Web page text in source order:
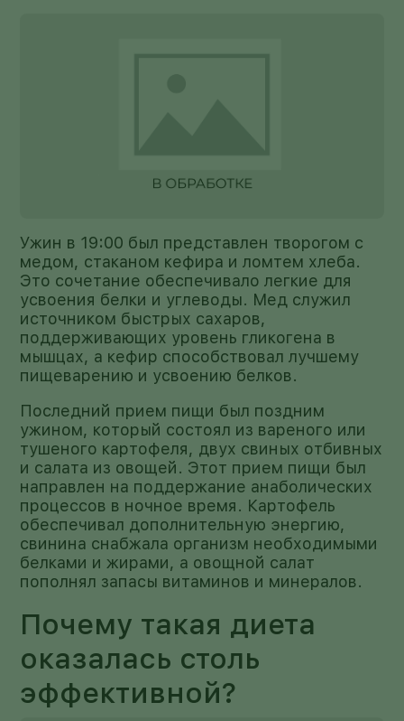
Ужин в 19:00 был представлен творогом с
медом, стаканом кефира и ломтем хлеба.
Это сочетание обеспечивало легкие для
усвоения белки и углеводы. Мед служил
источником быстрых сахаров,
поддерживающих уровень гликогена в
мышцах, а кефир способствовал лучшему
пищеварению и усвоению белков.
Последний прием пищи был поздним
ужином, который состоял из вареного или
тушеного картофеля, двух свиных отбивных
и салата из овощей. Этот прием пищи был
направлен на поддержание анаболических
процессов в ночное время. Картофель
обеспечивал дополнительную энергию,
свинина снабжала организм необходимыми
белками и жирами, а овощной салат
пополнял запасы витаминов и минералов.
Почему такая диета
оказалась столь
эффективной?